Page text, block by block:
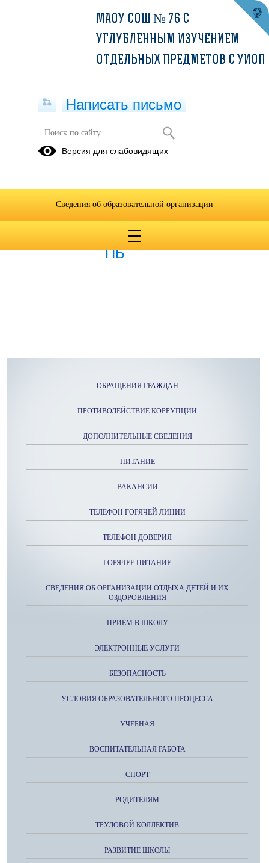
Пожарная безопасность
Памятки-листовки по
ПБ
ОБРАЩЕНИЯ ГРАЖДАН
ПРОТИВОДЕЙСТВИЕ КОРРУПЦИИ
ДОПОЛНИТЕЛЬНЫЕ СВЕДЕНИЯ
ПИТАНИЕ
ВАКАНСИИ
ТЕЛЕФОН ГОРЯЧЕЙ ЛИНИИ
ТЕЛЕФОН ДОВЕРИЯ
ГОРЯЧЕЕ ПИТАНИЕ
СВЕДЕНИЯ ОБ ОРГАНИЗАЦИИ ОТДЫХА ДЕТЕЙ И ИХ
ОЗДОРОВЛЕНИЯ
ПРИЁМ В ШКОЛУ
ЭЛЕКТРОННЫЕ УСЛУГИ
БЕЗОПАСНОСТЬ
УСЛОВИЯ ОБРАЗОВАТЕЛЬНОГО ПРОЦЕССА
УЧЕБНАЯ
ВОСПИТАТЕЛЬНАЯ РАБОТА
СПОРТ
РОДИТЕЛЯМ
ТРУДОВОЙ КОЛЛЕКТИВ
РАЗВИТИЕ ШКОЛЫ
МАОУ СОШ № 76 С
УГЛУБЛЕННЫМ ИЗУЧЕНИЕМ
ОТДЕЛЬНЫХ ПРЕДМЕТОВ С УИОП
Написать письмо
Версия для слабовидящих
Сведения об образовательной организации